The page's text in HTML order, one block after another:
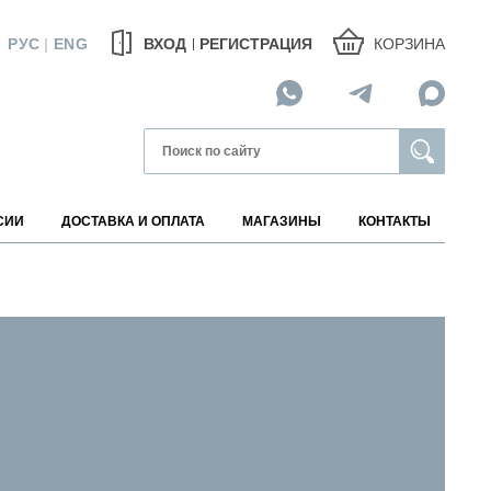
РУС | ENG ВХОД РЕГИСТРАЦИЯ КОРЗИНА
ДОСТАВКА И ОПЛАТА МАГАЗИНЫ КОНТАКТЫ